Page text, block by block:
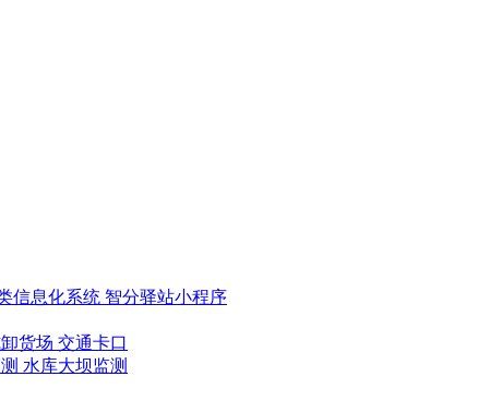
信息化系统 智分驿站小程序
货场 交通卡口
水库大坝监测